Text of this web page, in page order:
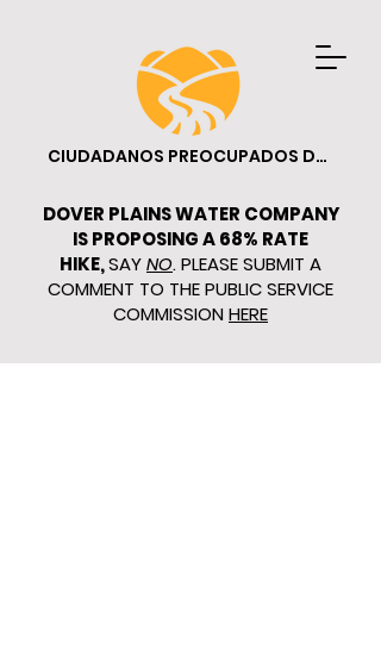
CIUDADANOS PREOCUPADOS DE DOVER
DOVER PLAINS WATER COMPANY
IS PROPOSING A 68% RATE
HIKE,SAYNO. PLEASE SUBMIT A
COMMENT TO THE PUBLIC SERVICE
COMMISSION HERE